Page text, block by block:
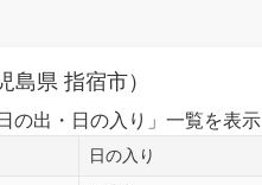
島県 指宿市）
の出・日の入り」一覧を表示
日の入り